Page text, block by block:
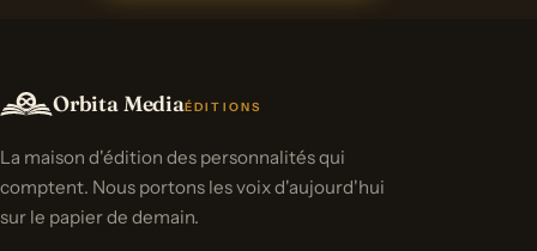
Orbita MediaÉDITIONS
La maison d'édition des personnalités qui
comptent. Nous portons les voix d'aujourd'hui
sur le papier de demain.